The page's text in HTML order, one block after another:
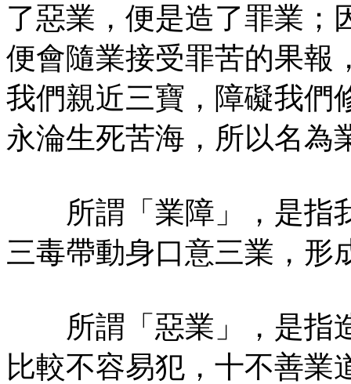
了惡業，便是造了罪業；
便會隨業接受罪苦的果報
我們親近三寶，障礙我們
永淪生死苦海，所以名為
所謂「業障」，是指
三毒帶動身口意三業，形
所謂「惡業」，是指
比較不容易犯，十不善業